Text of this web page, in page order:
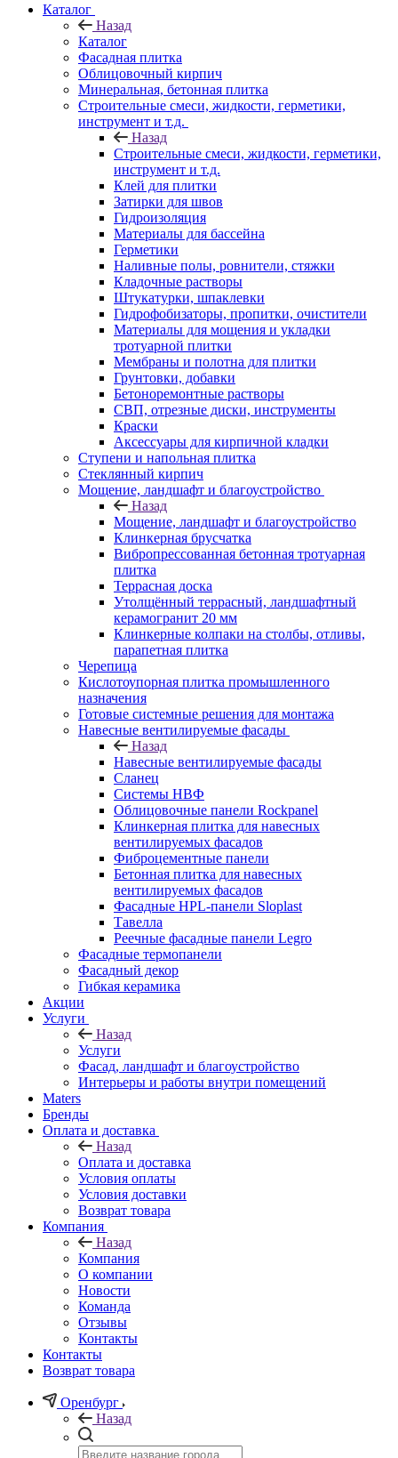
Каталог
Назад
Каталог
Фасадная плитка
Облицовочный кирпич
Минеральная, бетонная плитка
Строительные смеси, жидкости, герметики,
инструмент и т.д.
Назад
Строительные смеси, жидкости, герметики,
инструмент и т.д.
Клей для плитки
Затирки для швов
Гидроизоляция
Материалы для бассейна
Герметики
Наливные полы, ровнители, стяжки
Кладочные растворы
Штукатурки, шпаклевки
Гидрофобизаторы, пропитки, очистители
Материалы для мощения и укладки
тротуарной плитки
Мембраны и полотна для плитки
Грунтовки, добавки
Бетоноремонтные растворы
СВП, отрезные диски, инструменты
Краски
Аксессуары для кирпичной кладки
Ступени и напольная плитка
Cтеклянный кирпич
Мощение, ландшафт и благоустройство
Назад
Мощение, ландшафт и благоустройство
Клинкерная брусчатка
Вибропрессованная бетонная тротуарная
плитка
Террасная доска
Утолщённый террасный, ландшафтный
керамогранит 20 мм
Клинкерные колпаки на столбы, отливы,
парапетная плитка
Черепица
Кислотоупорная плитка промышленного
назначения
Готовые системные решения для монтажа
Навесные вентилируемые фасады
Назад
Навесные вентилируемые фасады
Сланец
Системы НВФ
Облицовочные панели Rockpanel
Клинкерная плитка для навесных
вентилируемых фасадов
Фиброцементные панели
Бетонная плитка для навесных
вентилируемых фасадов
Фасадные HPL-панели Sloplast
Тавелла
Реечные фасадные панели Legro
Фасадные термопанели
Фасадный декор
Гибкая керамика
Акции
Услуги
Назад
Услуги
Фасад, ландшафт и благоустройство
Интерьеры и работы внутри помещений
Maters
Бренды
Оплата и доставка
Назад
Оплата и доставка
Условия оплаты
Условия доставки
Возврат товара
Компания
Назад
Компания
О компании
Новости
Команда
Отзывы
Контакты
Контакты
Возврат товара
Оренбург
Назад